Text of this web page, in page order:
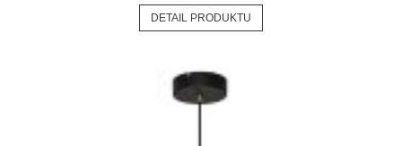
DETAIL PRODUKTU